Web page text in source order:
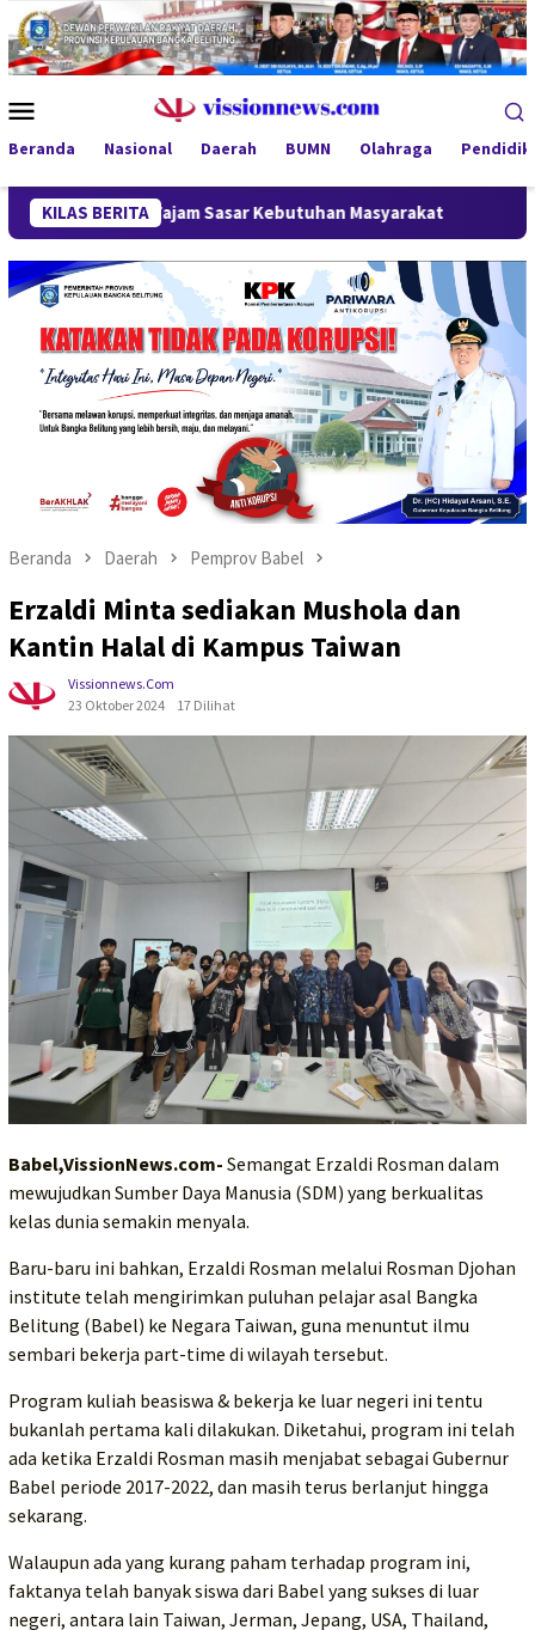
Loncat
ke
konten
Mobile
Beranda Nasional Daerah BUMN Olahraga
KILAS BERITA
Tajam Sasar Kebutuhan Masyarakat Aksi
Beranda Daerah Pemprov Babel
Erzaldi Minta sediakan Mushola dan
Kantin Halal di Kampus Taiwan
Vissionnews.com
23 Oktober 2024
17 Dilihat
Babel,VissionNews.com- Semangat Erzaldi Rosman dalam
mewujudkan Sumber Daya Manusia (SDM) yang berkualitas
kelas dunia semakin menyala.
Baru-baru ini bahkan, Erzaldi Rosman melalui Rosman Djohan
institute telah mengirimkan puluhan pelajar asal Bangka
Belitung (Babel) ke Negara Taiwan, guna menuntut ilmu
sembari bekerja part-time di wilayah tersebut.
Program kuliah beasiswa & bekerja ke luar negeri ini tentu
bukanlah pertama kali dilakukan. Diketahui, program ini telah
ada ketika Erzaldi Rosman masih menjabat sebagai Gubernur
Babel periode 2017-2022, dan masih terus berlanjut hingga
sekarang.
Walaupun ada yang kurang paham terhadap program ini,
faktanya telah banyak siswa dari Babel yang sukses di luar
negeri, antara lain Taiwan, Jerman, Jepang, USA, Thailand,